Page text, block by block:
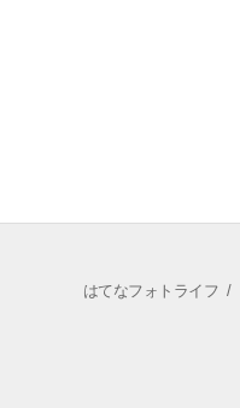
はてなフォトライフ /